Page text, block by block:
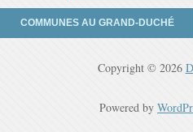
COMMUNES AU GRAND-DUCHÉ
Copyright © 2026
Powered by